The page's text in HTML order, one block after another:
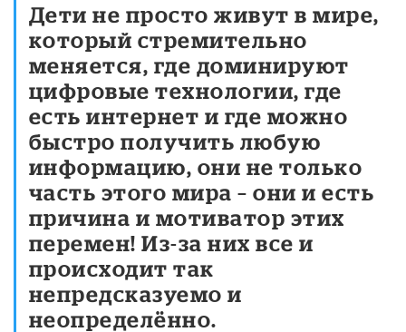
Дети не просто живут в мире,
который стремительно
меняется, где доминируют
цифровые технологии, где
есть интернет и где можно
быстро получить любую
информацию, они не только
часть этого мира – они и есть
причина и мотиватор этих
перемен! Из-за них все и
происходит так
непредсказуемо и
неопределённо.